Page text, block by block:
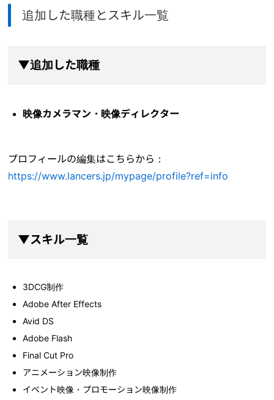
追加した職種とスキル一覧
▼追加した職種
映像カメラマン・映像ディレクター
プロフィールの編集はこちらから：
https://www.lancers.jp/mypage/profile?ref=info
▼スキル一覧
3DCG制作
Adobe After Effects
Avid DS
Adobe Flash
Final Cut Pro
アニメーション映像制作
イベント映像・プロモーション映像制作